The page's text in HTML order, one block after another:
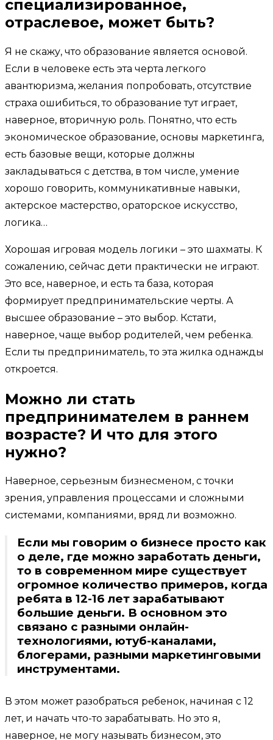
специализированное,
отраслевое, может быть?
Я не скажу, что образование является основой.
Если в человеке есть эта черта легкого
авантюризма, желания попробовать, отсутствие
страха ошибиться, то образование тут играет,
наверное, вторичную роль. Понятно, что есть
экономическое образование, основы маркетинга,
есть базовые вещи, которые должны
закладываться с детства, в том числе, умение
хорошо говорить, коммуникативные навыки,
актерское мастерство, ораторское искусство,
логика…
Хорошая игровая модель логики – это шахматы. К
сожалению, сейчас дети практически не играют.
Это все, наверное, и есть та база, которая
формирует предпринимательские черты. А
высшее образование – это выбор. Кстати,
наверное, чаще выбор родителей, чем ребенка.
Если ты предприниматель, то эта жилка однажды
откроется.
Можно ли стать
предпринимателем в раннем
возрасте? И что для этого
нужно?
Наверное, серьезным бизнесменом, с точки
зрения, управления процессами и сложными
системами, компаниями, вряд ли возможно.
Если мы говорим о бизнесе просто как
о деле, где можно заработать деньги,
то в современном мире существует
огромное количество примеров, когда
ребята в 12-16 лет зарабатывают
большие деньги. В основном это
связано с разными онлайн-
технологиями, ютуб-каналами,
блогерами, разными маркетинговыми
инструментами.
В этом может разобраться ребенок, начиная с 12
лет, и начать что-то зарабатывать. Но это я,
наверное, не могу называть бизнесом, это